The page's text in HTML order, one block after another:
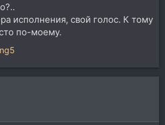
исполнения, свой голос. К тому
по-моему.